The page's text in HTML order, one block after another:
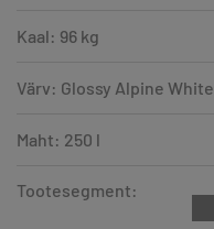
Kaal: 96 kg
Värv: Glossy Alpine White
Maht: 250 l
Tootesegment: